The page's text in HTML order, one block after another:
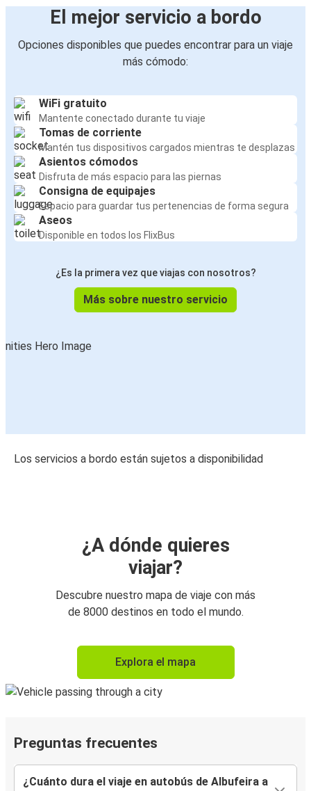
El mejor servicio a bordo
Opciones disponibles que puedes encontrar para un viaje
más cómodo:
WiFi gratuito
Mantente conectado durante tu viaje
Tomas de corriente
Mantén tus dispositivos cargados mientras te desplazas
Asientos cómodos
Disfruta de más espacio para las piernas
Consigna de equipajes
Espacio para guardar tus pertenencias de forma segura
Aseos
Disponible en todos los FlixBus
¿Es la primera vez que viajas con nosotros?
Más sobre nuestro servicio
Los servicios a bordo están sujetos a disponibilidad
¿A dónde quieres
viajar?
Descubre nuestro mapa de viaje con más
de 8000 destinos en todo el mundo.
Explora el mapa
Preguntas frecuentes
¿Cuánto dura el viaje en autobús de Albufeira a